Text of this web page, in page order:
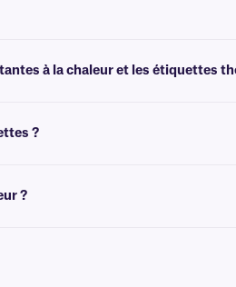
à la chaleur et les étiquettes
?
?